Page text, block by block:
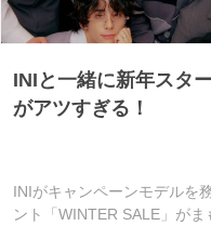
INIと一緒に新年スタ
がアツすぎる！
INIがキャンペーンモデルを
ント「WINTER SALE」が